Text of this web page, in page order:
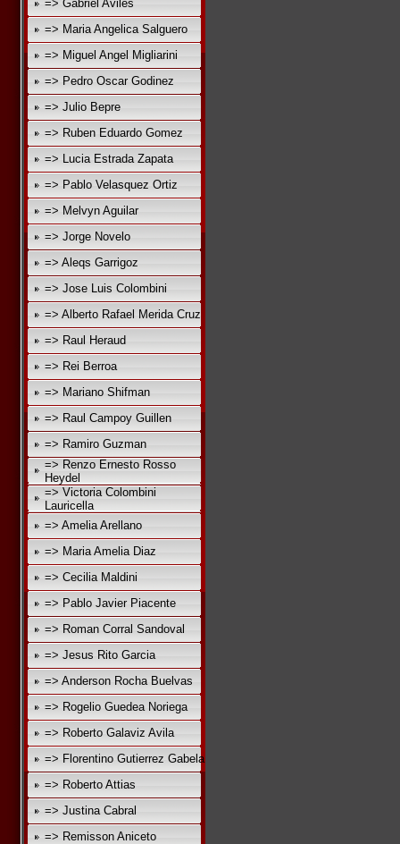
=> Gabriel Aviles
=> Maria Angelica Salguero
=> Miguel Angel Migliarini
=> Pedro Oscar Godinez
=> Julio Bepre
=> Ruben Eduardo Gomez
=> Lucia Estrada Zapata
=> Pablo Velasquez Ortiz
=> Melvyn Aguilar
=> Jorge Novelo
=> Aleqs Garrigoz
=> Jose Luis Colombini
=> Alberto Rafael Merida Cruz
=> Raul Heraud
=> Rei Berroa
=> Mariano Shifman
=> Raul Campoy Guillen
=> Ramiro Guzman
=> Renzo Ernesto Rosso
Heydel
=> Victoria Colombini
Lauricella
=> Amelia Arellano
=> Maria Amelia Diaz
=> Cecilia Maldini
=> Pablo Javier Piacente
=> Roman Corral Sandoval
=> Jesus Rito Garcia
=> Anderson Rocha Buelvas
=> Rogelio Guedea Noriega
=> Roberto Galaviz Avila
=> Florentino Gutierrez Gabela
=> Roberto Attias
=> Justina Cabral
=> Remisson Aniceto